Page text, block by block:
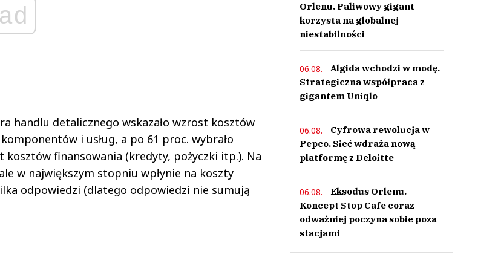
ad
handlu detalicznego wskazało wzrost kosztów
i usług, a po 61 proc. wybrało
finansowania (kredyty, pożyczki itp.). Na
w największym stopniu wpłynie na koszty
odpowiedzi (dlatego odpowiedzi nie sumują
Orlenu. Paliwowy gigant
korzysta na globalnej
niestabilności
06.08.
Algida wchodzi w modę.
Strategiczna współpraca z
gigantem Uniqlo
06.08.
Cyfrowa rewolucja w
Pepco. Sieć wdraża nową
platformę z Deloitte
06.08.
Eksodus Orlenu.
Koncept Stop Cafe coraz
odważniej poczyna sobie poza
stacjami